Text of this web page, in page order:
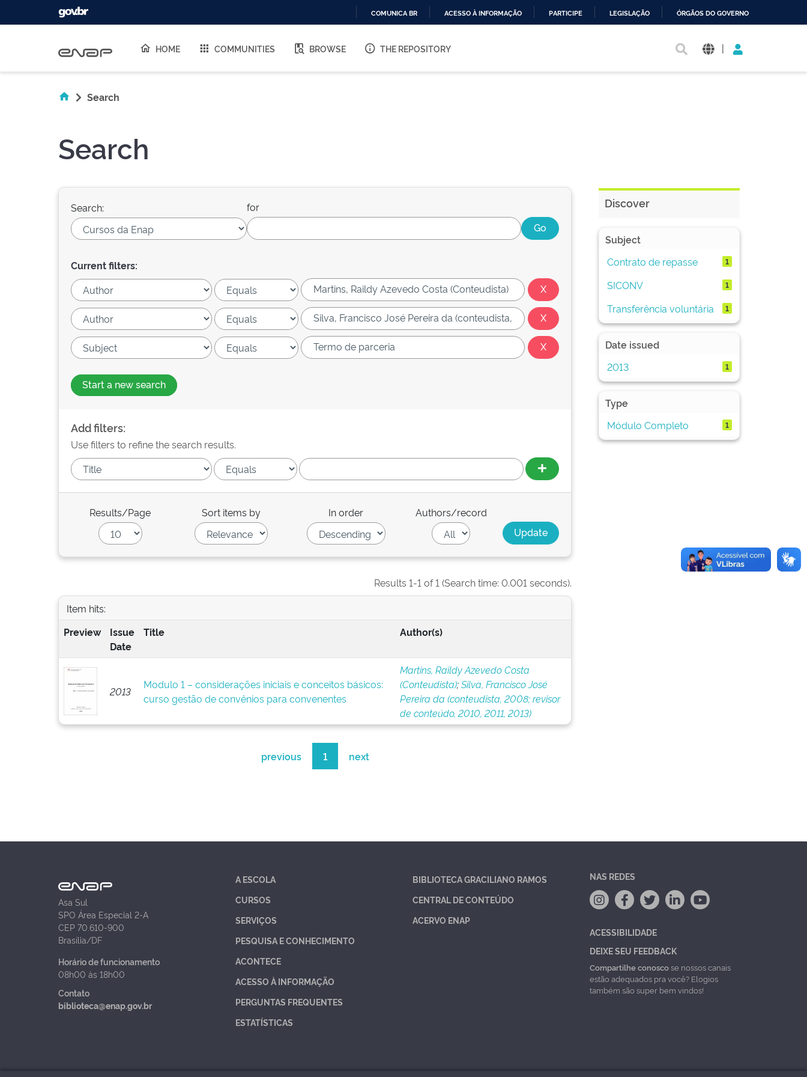
O
COMUNICA BR ACESSO À INFORMAÇÃO PARTICIPE LEGISLAÇÃO ÓRGÃOS DO GOVERNO
HOME COMMUNITIES BROWSE THE REPOSITORY |
Search
Search
Search: for
Current filters:
Start a new search
Add filters:
Use filters to refine the search results.
Results/Page Sort items by In order Authors/record
Results 1-1 of 1 (Search time: 0.001 seconds).
Item hits:
Preview
Issue
Date
Title Author(s)
2013
Modulo 1 – considerações iniciais e conceitos básicos:
curso gestão de convênios para convenentes
Martins, Raildy Azevedo Costa
(Conteudista);Silva, Francisco José
Pereira da (conteudista, 2008; revisor
de conteúdo, 2010, 2011, 2013)
previous 1 next
Discover
Subject
Contrato de repasse
1
SICONV 1
Transferência voluntária 1
Date issued
2013
1
Type
Módulo Completo
1
Asa Sul
SPO Área Especial 2-A
CEP 70.610-900
Brasília/DF
Horário de funcionamento
08h00 às 18h00
Contato
biblioteca@enap.gov.br
A ESCOLA
CURSOS
SERVIÇOS
PESQUISA E CONHECIMENTO
ACONTECE
ACESSO À INFORMAÇÃO
PERGUNTAS FREQUENTES
ESTATÍSTICAS
BIBLIOTECA GRACILIANO RAMOS
CENTRAL DE CONTEÚDO
ACERVO ENAP
NAS REDES
ACESSIBILIDADE
DEIXE SEU FEEDBACK
Compartilhe conoscose nossos canais
estão adequados pra você? Elogios
também são super bem vindos!